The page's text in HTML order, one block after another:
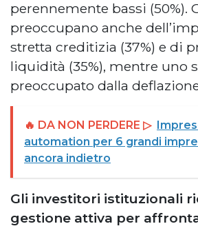
perennemente bassi (50%).
preoccupano anche
stretta creditizia (37%) e di
liquidità (35%), mentre uno
preoccupato dalla
🔥 DA NON PERDERE ▷
automation per 6 grandi
ancora indietro
Gli investitori istituzionali
gestione attiva per